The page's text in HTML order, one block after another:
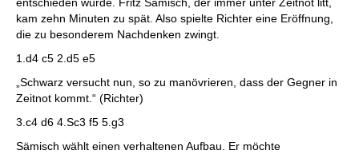
kam zehn Minuten zu spät. Also spielte Richter eine Eröffnung,
die zu besonderem Nachdenken zwingt.
1.d4 c5 2.d5 e5
„Schwarz versucht nun, so zu manövrieren, dass der Gegner in
Zeitnot kommt.“ (Richter)
3.c4 d6 4.Sc3 f5 5.g3
Sämisch wählt einen verhaltenen Aufbau. Er möchte